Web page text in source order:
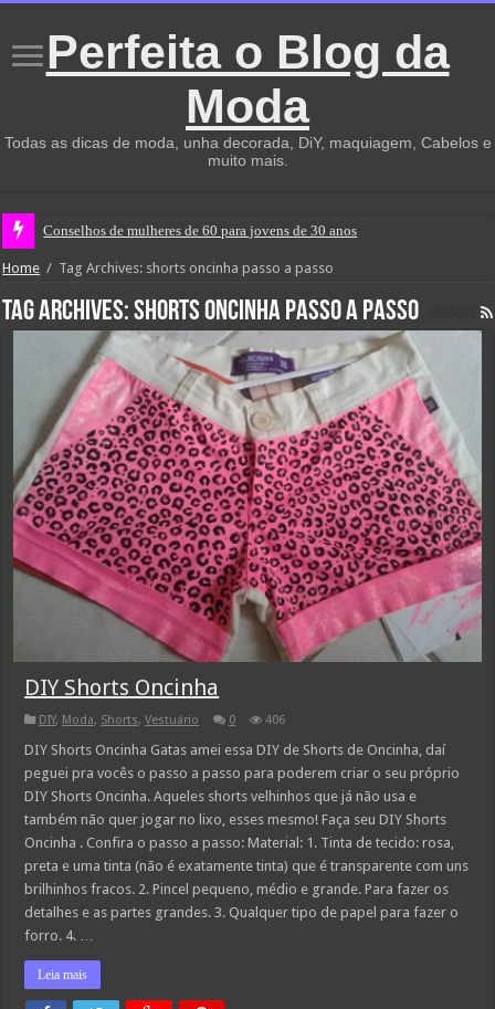
Perfeita o Blog da
Moda
Todas as dicas de moda, unha decorada, DiY, maquiagem, Cabelos e
muito mais.
Conselhos de mulheres de 60 para jovens de 30 anos
Home / Tag Archives: shorts oncinha passo a passo
Tag Archives:shorts oncinha passo a passo
DIY Shorts Oncinha
DIY, Moda, Shorts,Vestuário 0 406
DIY Shorts Oncinha Gatas amei essa DIY de Shorts de Oncinha, daí
peguei pra vocês o passo a passo para poderem criar o seu próprio
DIY Shorts Oncinha. Aqueles shorts velhinhos que já não usa e
também não quer jogar no lixo, esses mesmo! Faça seu DIY Shorts
Oncinha . Confira o passo a passo: Material: 1. Tinta de tecido: rosa,
preta e uma tinta (não é exatamente tinta) que é transparente com uns
brilhinhos fracos. 2. Pincel pequeno, médio e grande. Para fazer os
detalhes e as partes grandes. 3. Qualquer tipo de papel para fazer o
forro. 4. …
Leia mais